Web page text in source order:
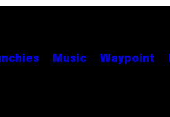
Music Waypoint